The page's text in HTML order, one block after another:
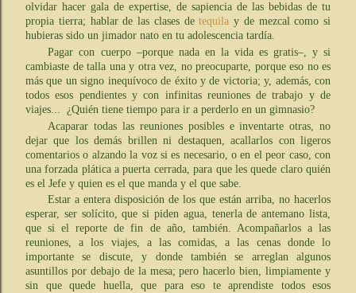
olvidar hacer gala de expertise, de sapiencia de las bebidas de tu
propia tierra; hablar de las clases detequila y de mezcal como si
hubieras sido un jimador nato en tu adolescencia tardía.
Pagar con cuerpo –porque nada en la vida es gratis–, y si
cambiaste de talla una y otra vez, no preocuparte, porque eso no es
más que un signo inequívoco de éxito y de victoria; y, además, con
todos esos pendientes y con infinitas reuniones de trabajo y de
viajes...
¿Quién tiene tiempo para ir a perderlo en un gimnasio?
Acaparar todas las reuniones posibles e inventarte otras, no
dejar que los demás brillen ni destaquen, acallarlos con ligeros
comentarios o alzando la voz si es necesario, o en el peor caso, con
una forzada plática a puerta cerrada, para que les quede claro quién
es el Jefe y quien es el que manda y el que sabe.
Estar a entera disposición de los que están arriba, no hacerlos
esperar, ser solícito, que si piden agua, tenerla de antemano lista,
que si el reporte de fin de año, también. Acompañarlos a las
reuniones, a los viajes, a las comidas, a las cenas donde lo
importante se discute, y donde también se arreglan algunos
asuntillos por debajo de la mesa; pero hacerlo bien, limpiamente y
sin que quede huella, que para eso te aprendiste todos esos